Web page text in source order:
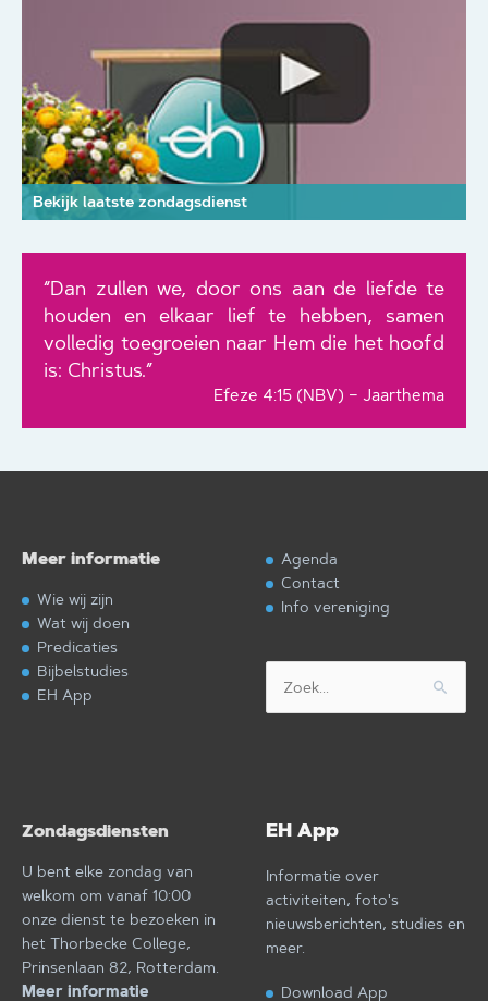
Bekijk laatste zondagsdienst
“Dan zullen we, door ons aan de liefde te
houden en elkaar lief te hebben, samen
volledig toegroeien naar Hem die het hoofd
is: Christus.”
Efeze 4:15 (NBV) – Jaarthema
Meer informatie
Wie wij zijn
Wat wij doen
Predicaties
Bijbelstudies
EH App
Agenda
Contact
Info vereniging
naar:
Zondagsdiensten
U bent elke zondag van
welkom om vanaf 10:00
onze dienst te bezoeken in
het Thorbecke College,
Prinsenlaan 82, Rotterdam.
Meer informatie
EH App
Informatie over
activiteiten, foto's
nieuwsberichten, studies en
meer.
Download App